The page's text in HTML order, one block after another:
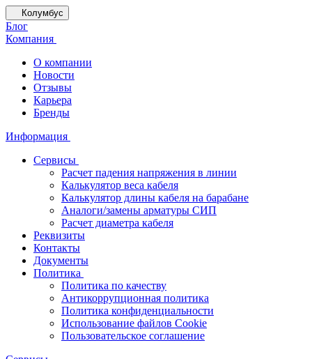
Колумбус
Блог
Компания
О компании
Новости
Отзывы
Карьера
Бренды
Информация
Сервисы
Расчет падения напряжения в линии
Калькулятор веса кабеля
Калькулятор длины кабеля на барабане
Аналоги/замены арматуры СИП
Расчет диаметра кабеля
Реквизиты
Контакты
Документы
Политика
Политика по качеству
Антикоррупционная политика
Политика конфиденциальности
Использование файлов Cookie
Пользовательское соглашение